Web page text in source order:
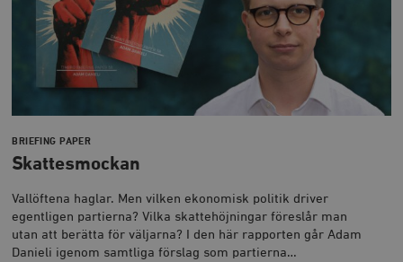
BRIEFING PAPER
Skattesmockan
Vallöftena haglar. Men vilken ekonomisk politik driver
egentligen partierna? Vilka skattehöjningar föreslår man
utan att berätta för väljarna? I den här rapporten går Adam
Danieli igenom samtliga förslag som partierna…